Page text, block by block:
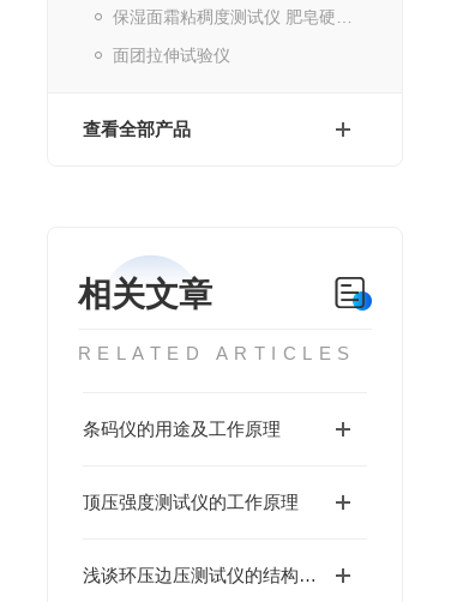
面团拉伸试验仪
查看全部产品
相关文章
RELATED ARTICLES
条码仪的用途及工作原理
顶压强度测试仪的工作原理
浅谈环压边压测试仪的结构与测试原理